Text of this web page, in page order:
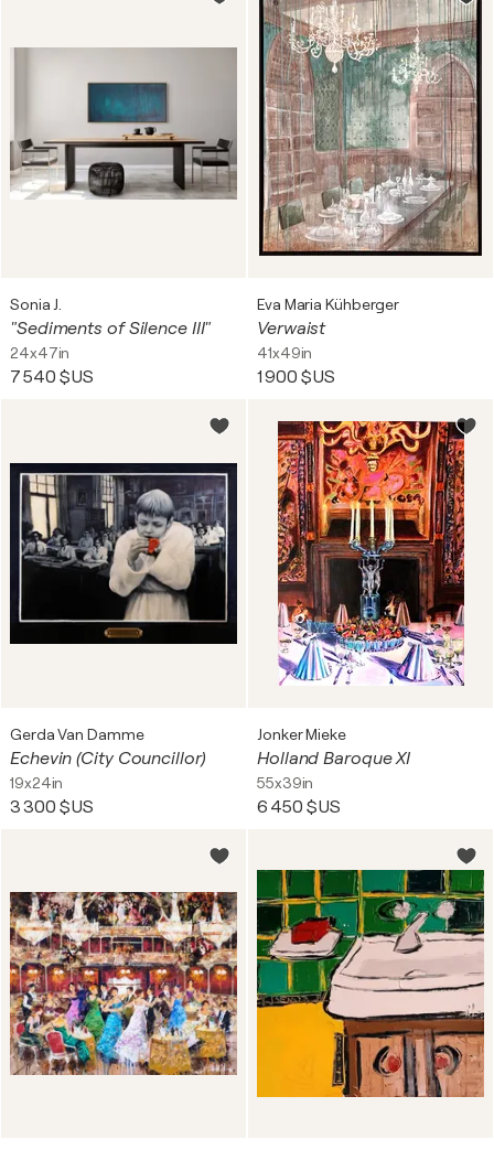
Sonia J.
"Sediments of Silence III"
24x47in
7 540 $US
Eva Maria Kühberger
Verwaist
41x49in
1 900 $US
Gerda Van Damme
Echevin (City Councillor)
19x24in
3 300 $US
Jonker Mieke
Holland Baroque XI
55x39in
6 450 $US